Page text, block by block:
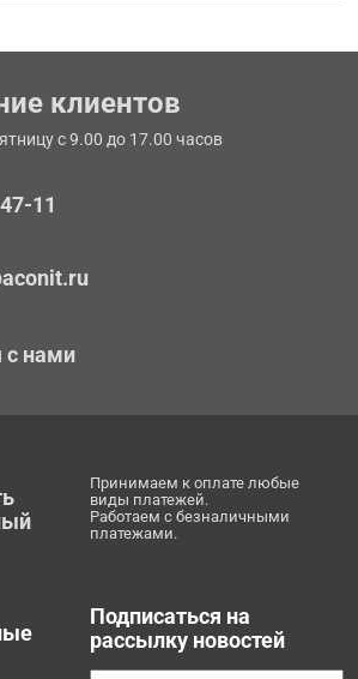
клиентов
с 9.00 до 17.00 часов
11
с нами
Принимаем к оплате любые
виды платежей.
Работаем с безналичными
платежами.
Подписаться на
рассылку новостей